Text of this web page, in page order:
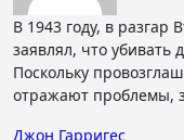
В 1943 году, в разгар Второй мировой войны, Гарригес
заявлял, что убивать
Поскольку
отражают проблемы,
Джон Гарригес